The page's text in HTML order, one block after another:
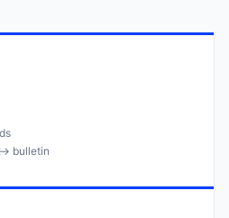
bulletin